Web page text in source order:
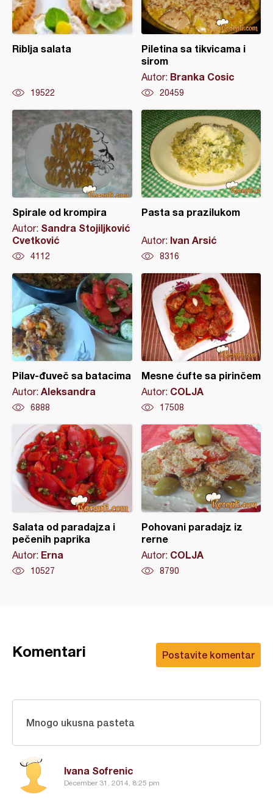
Riblja salata
19522
Piletina sa tikvicama i
sirom
Autor: Branka Cosic
20459
Spirale od krompira
Autor: Sandra Stojiljković
Cvetković
4112
Pasta sa prazilukom
Autor: Ivan Arsić
8316
Pilav-đuveč sa batacima
Autor: Aleksandra
6888
Mesne ćufte sa pirinčem
Autor: COLJA
17508
Salata od paradajza i
pečenih paprika
Autor: Erna
10527
Pohovani paradajz iz
rerne
Autor: COLJA
8790
Postavite komentar
Komentari
Ivana Sofrenic
December 31, 2014, 8:25 pm
Mnogo ukusna pasteta